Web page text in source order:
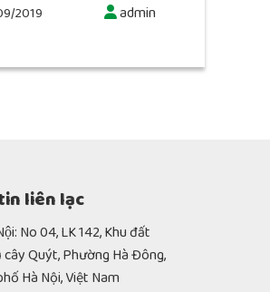
2019 admin
liên lạc
No 04, LK 142, Khu đất
Quýt, Phường Hà Đông,
Hà Nội, Việt Nam